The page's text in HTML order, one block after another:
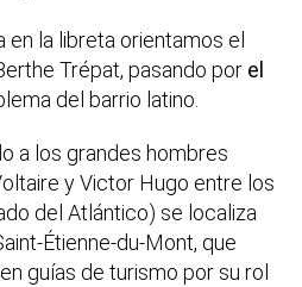
en la libreta orientamos el
Trépat, pasando por el
del barrio latino.
a los grandes hombres
y Victor Hugo entre los
del Atlántico) se localiza
Étienne-du-Mont, que
guías de turismo por su rol